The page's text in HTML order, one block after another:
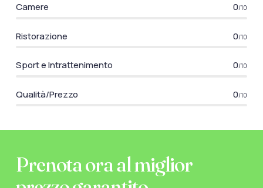
Camere 0/10
Ristorazione 0/10
Sport e Intrattenimento 0/10
Qualità/Prezzo 0/10
Prenota ora al miglior